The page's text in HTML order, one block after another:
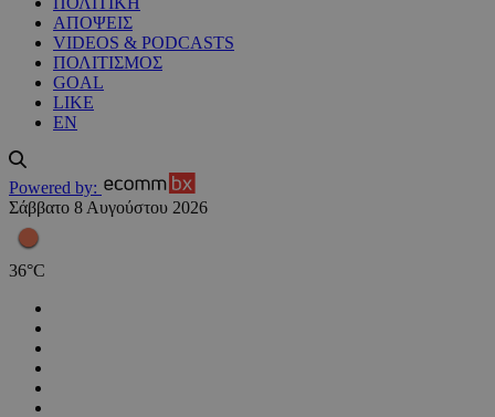
ΑΠΟΨΕΙΣ
VIDEOS & PODCASTS
ΠΟΛΙΤΙΣΜΟΣ
GOAL
LIKE
EN
Powered by:
Σάββατο 8 Αυγούστου 2026
36°C